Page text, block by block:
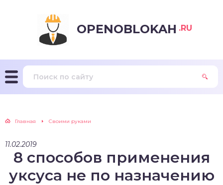
OPENOBLOKAH .RU
Главная Своими руками
11.02.2019
8 способов применения
уксуса не по назначению